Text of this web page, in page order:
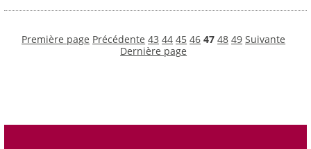
Première page Précédente 43 44 45 46 47 48 49 Suivante
Dernière page